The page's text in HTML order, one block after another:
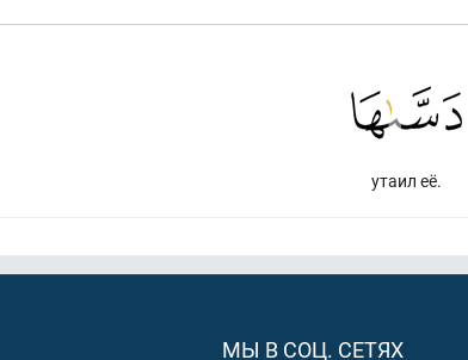
утаил её.
МЫ В СОЦ. СЕТЯХ